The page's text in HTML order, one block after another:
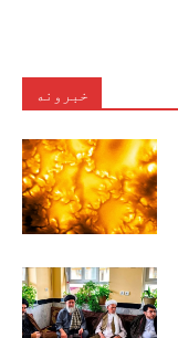
خبرونه